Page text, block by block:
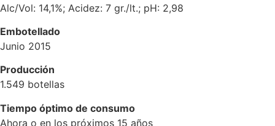
Alc/Vol: 14,1%; Acidez: 7 gr./lt.; pH: 2,98
Embotellado
Junio 2015
Producción
1.549 botellas
Tiempo óptimo de consumo
Ahora o en los próximos 15 años